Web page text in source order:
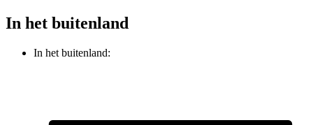
In het buitenland
In het buitenland: